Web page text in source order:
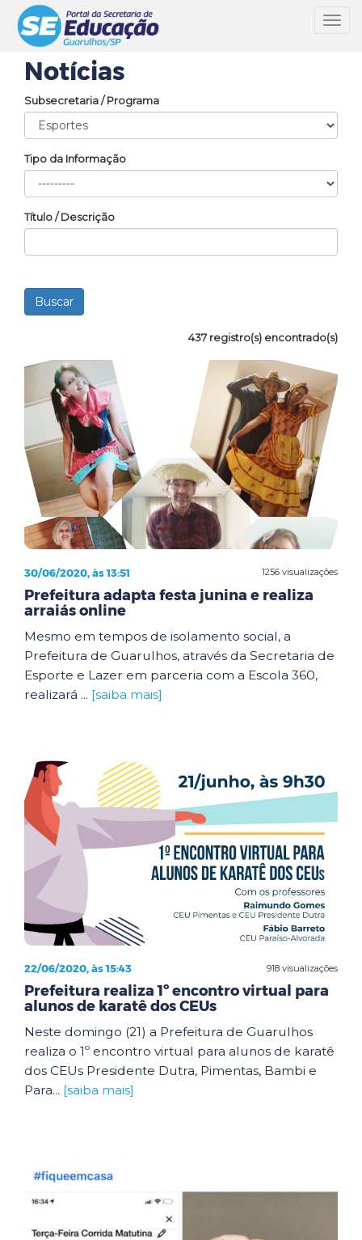
Notícias
Subsecretaria / Programa
Tipo da Informação
Título / Descrição
437 registro(s) encontrado(s)
1256 visualizações
30/06/2020, às 13:51
Prefeitura adapta festa junina e realiza
arraiás online
Mesmo em tempos de isolamento social, a
Prefeitura de Guarulhos, através da Secretaria de
Esporte e Lazer em parceria com a Escola 360,
realizará ... [saiba mais]
918 visualizações
22/06/2020, às 15:43
Prefeitura realiza 1º encontro virtual para
alunos de karatê dos CEUs
Neste domingo (21) a Prefeitura de Guarulhos
realiza o 1º encontro virtual para alunos de karatê
dos CEUs Presidente Dutra, Pimentas, Bambi e
Para... [saiba mais]